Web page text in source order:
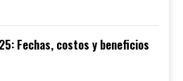
Fechas, costos y beneficios